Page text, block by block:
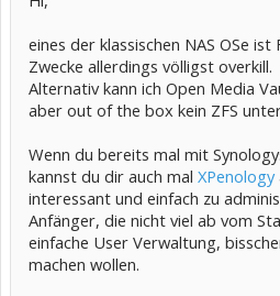
eines der klassischen NAS OSe ist
Zwecke allerdings völligst overkill.
Alternativ kann ich Open Media
aber out of the box kein ZFS
Wenn du bereits mal mit
kannst du dir auch mal XPenology
interessant und einfach zu
Anfänger, die nicht viel ab vom
einfache User Verwaltung,
machen wollen.